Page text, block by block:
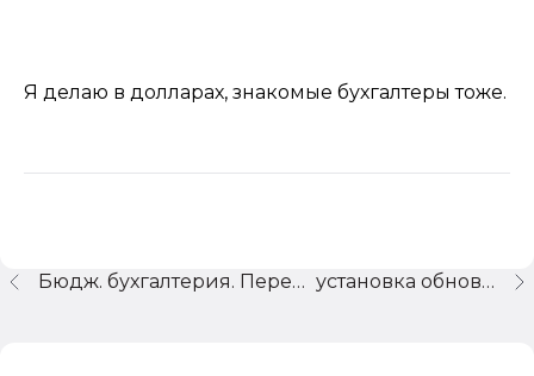
Я делаю в долларах, знакомые бухгалтеры тоже.
установка обновлений
Бюдж. бухгалтерия. Переценка ОС и НМА в соотв. с расп. 15.11.02. Как быть с малоценкой?